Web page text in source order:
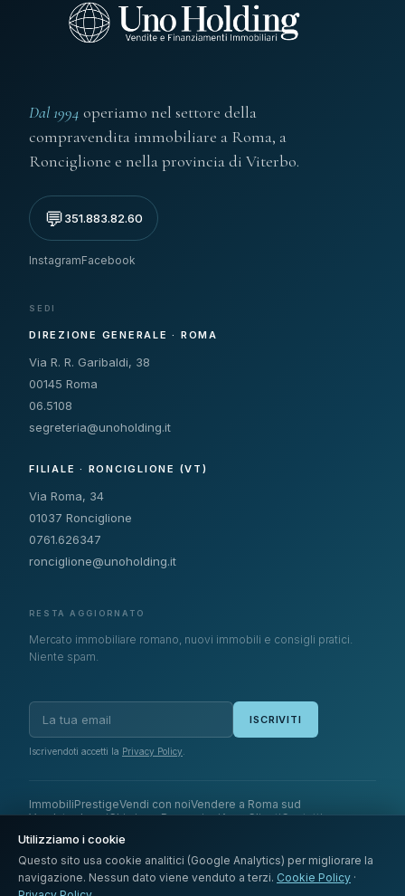
Dal 1994 operiamo nel settore della
compravendita immobiliare a Roma, a
Ronciglione e nella provincia di Viterbo.
💬351.883.82.60
InstagramFacebook
SEDI
DIREZIONE GENERALE · ROMA
Via R. R. Garibaldi, 38
00145 Roma
06.5108
segreteria@unoholding.it
FILIALE · RONCIGLIONE (VT)
Via Roma, 34
01037 Ronciglione
0761.626347
ronciglione@unoholding.it
RESTA AGGIORNATO
Mercato immobiliare romano, nuovi immobili e consigli pratici.
Niente spam.
ISCRIVITI
Iscrivendoti accetti la Privacy Policy
ImmobiliPrestigeVendi con noiVendere a Roma sud
Venduto da noiChi siamoRecensioniArea ClientiContatti
Utilizziamo i cookie
Questo sito usa cookie analitici (Google Analytics) per migliorare la
navigazione. Nessun dato viene venduto a terzi. Cookie Policy ·